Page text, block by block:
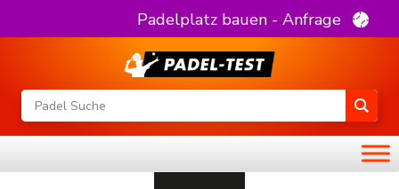
Padelplatz bauen - Anfrage